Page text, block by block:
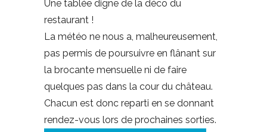
Une tablée digne de la déco du
restaurant !
La météo ne nous a, malheureusement,
pas permis de poursuivre en flânant sur
la brocante mensuelle ni de faire
quelques pas dans la cour du château.
Chacun est donc reparti en se donnant
rendez-vous lors de prochaines sorties.